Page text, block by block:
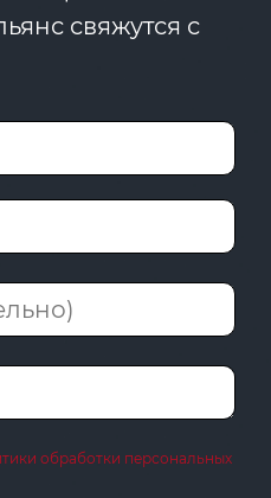
свяжутся с
обработки персональных